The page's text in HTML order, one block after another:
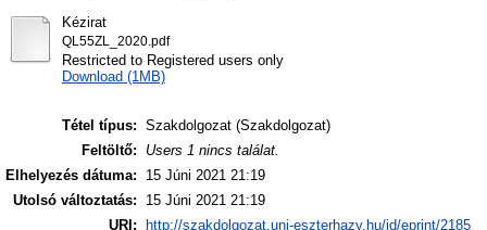
Kézirat
QL55ZL_2020.pdf
Restricted to Registered users only
Download (1MB)
Tétel típus: Szakdolgozat (Szakdolgozat)
Feltöltő:
Users 1 nincs találat.
Elhelyezés dátuma:
15 Júni 2021 21:19
Utolsó változtatás:
15 Júni 2021 21:19
URI:
http://szakdolgozat.uni-eszterhazy.hu/id/eprint/2185